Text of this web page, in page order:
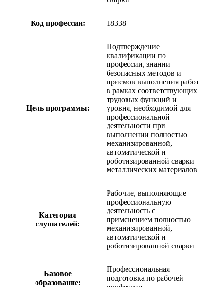
Код профессии: 18338
Цель программы:
Подтверждение
квалификации по
профессии, знаний
безопасных методов и
приемов выполнения работ
в рамках соответствующих
трудовых функций и
уровня, необходимой для
профессиональной
деятельности при
выполнении полностью
механизированной,
автоматической и
роботизированной сварки
металлических материалов
Категория
слушателей:
Рабочие, выполняющие
профессиональную
деятельность с
применением полностью
механизированной,
автоматической и
роботизированной сварки
Базовое
образование:
Профессиональная
подготовка по рабочей